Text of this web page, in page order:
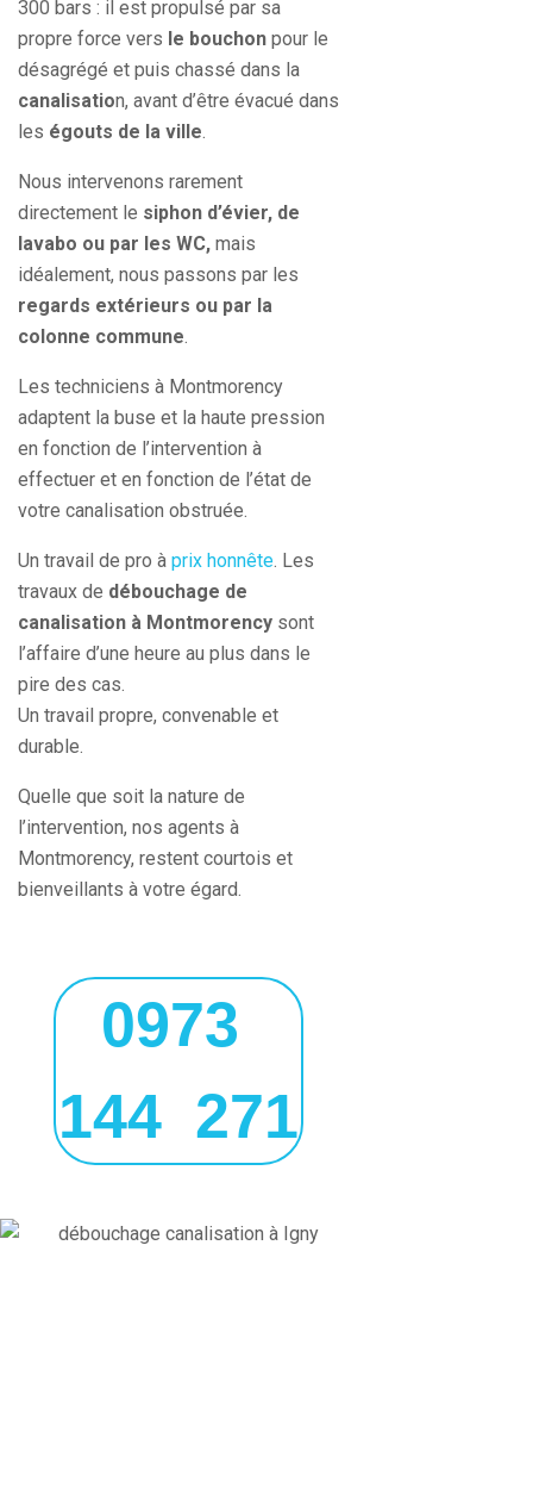
300 bars : il est propulsé par sa
propre force vers le bouchon pour le
désagrégé et puis chassé dans la
canalisation, avant d’être évacué dans
les égouts de la ville.
Nous intervenons rarement
directement le siphon d’évier, de
lavabo ou par les WC, mais
idéalement, nous passons par les
regards extérieurs ou par la
colonne commune.
Les techniciens à Montmorency
adaptent la buse et la haute pression
en fonction de l’intervention à
effectuer et en fonction de l’état de
votre canalisation obstruée.
Un travail de pro à prix honnête. Les
travaux de débouchage de
canalisation à Montmorency sont
l’affaire d’une heure au plus dans le
pire des cas.
Un travail propre, convenable et
durable.
Quelle que soit la nature de
l’intervention, nos agents à
Montmorency, restent courtois et
bienveillants à votre égard.
0973
144 271